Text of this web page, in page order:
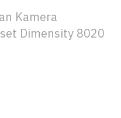
Kamera
Dimensity 8020